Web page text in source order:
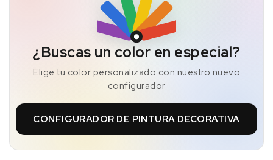
¿Buscas un color en especial?
Elige tu color personalizado con nuestro nuevo
configurador
CONFIGURADOR DE PINTURA DECORATIVA